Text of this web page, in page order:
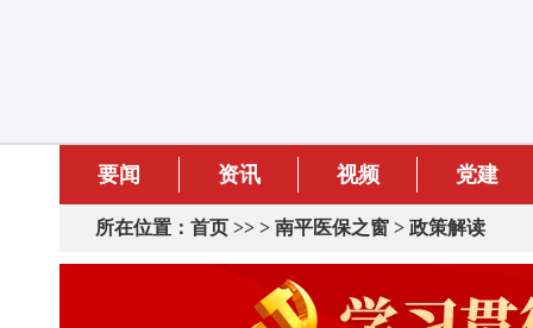
要闻 资讯 视频 党建
所在位置： 首页 >> > 南平医保之窗 > 政策解读